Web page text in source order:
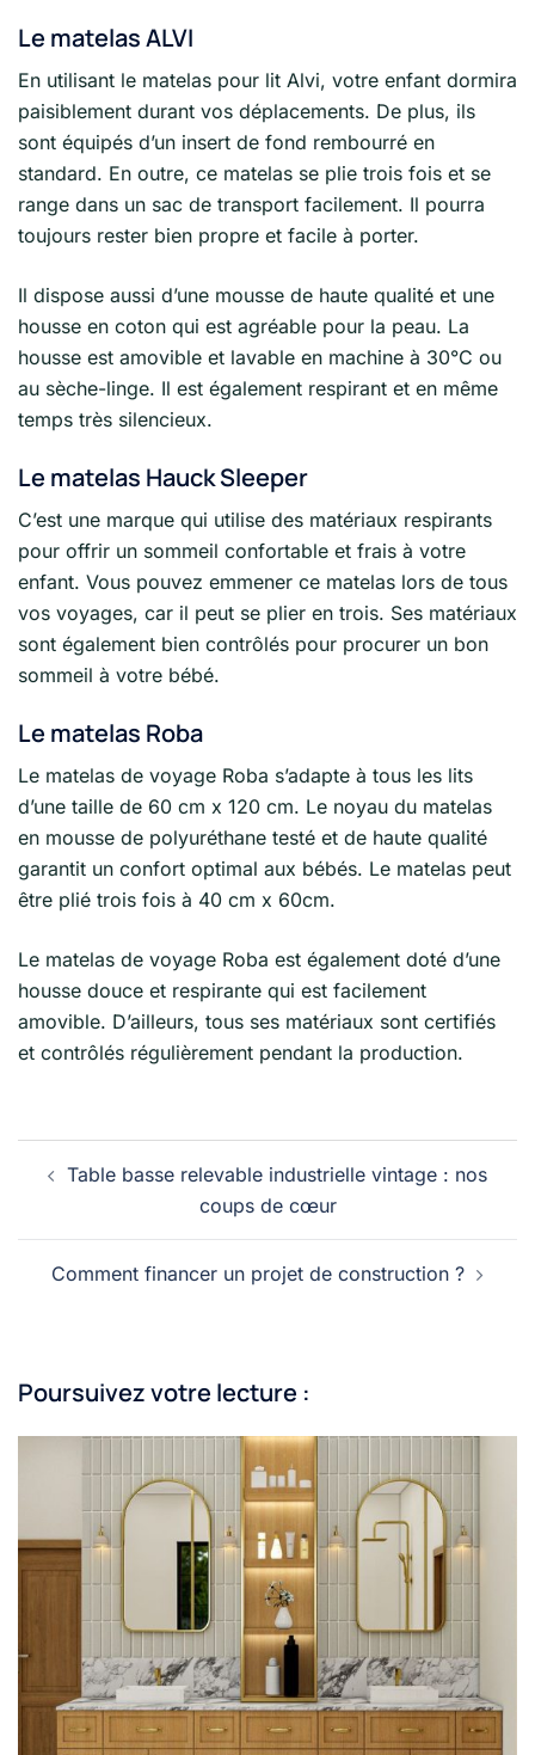
Le matelas ALVI
En utilisant le matelas pour lit Alvi, votre enfant dormira
paisiblement durant vos déplacements. De plus, ils
sont équipés d’un insert de fond rembourré en
standard. En outre, ce matelas se plie trois fois et se
range dans un sac de transport facilement. Il pourra
toujours rester bien propre et facile à porter.
Il dispose aussi d’une mousse de haute qualité et une
housse en coton qui est agréable pour la peau. La
housse est amovible et lavable en machine à 30°C ou
au sèche-linge. Il est également respirant et en même
temps très silencieux.
Le matelas Hauck Sleeper
C’est une marque qui utilise des matériaux respirants
pour offrir un sommeil confortable et frais à votre
enfant. Vous pouvez emmener ce matelas lors de tous
vos voyages, car il peut se plier en trois. Ses matériaux
sont également bien contrôlés pour procurer un bon
sommeil à votre bébé.
Le matelas Roba
Le matelas de voyage Roba s’adapte à tous les lits
d’une taille de 60 cm x 120 cm. Le noyau du matelas
en mousse de polyuréthane testé et de haute qualité
garantit un confort optimal aux bébés. Le matelas peut
être plié trois fois à 40 cm x 60cm.
Le matelas de voyage Roba est également doté d’une
housse douce et respirante qui est facilement
amovible. D’ailleurs, tous ses matériaux sont certifiés
et contrôlés régulièrement pendant la production.
d’article
Table basse relevable industrielle vintage : nos
coups de cœur
Comment financer un projet de construction ?
Poursuivez votre lecture :